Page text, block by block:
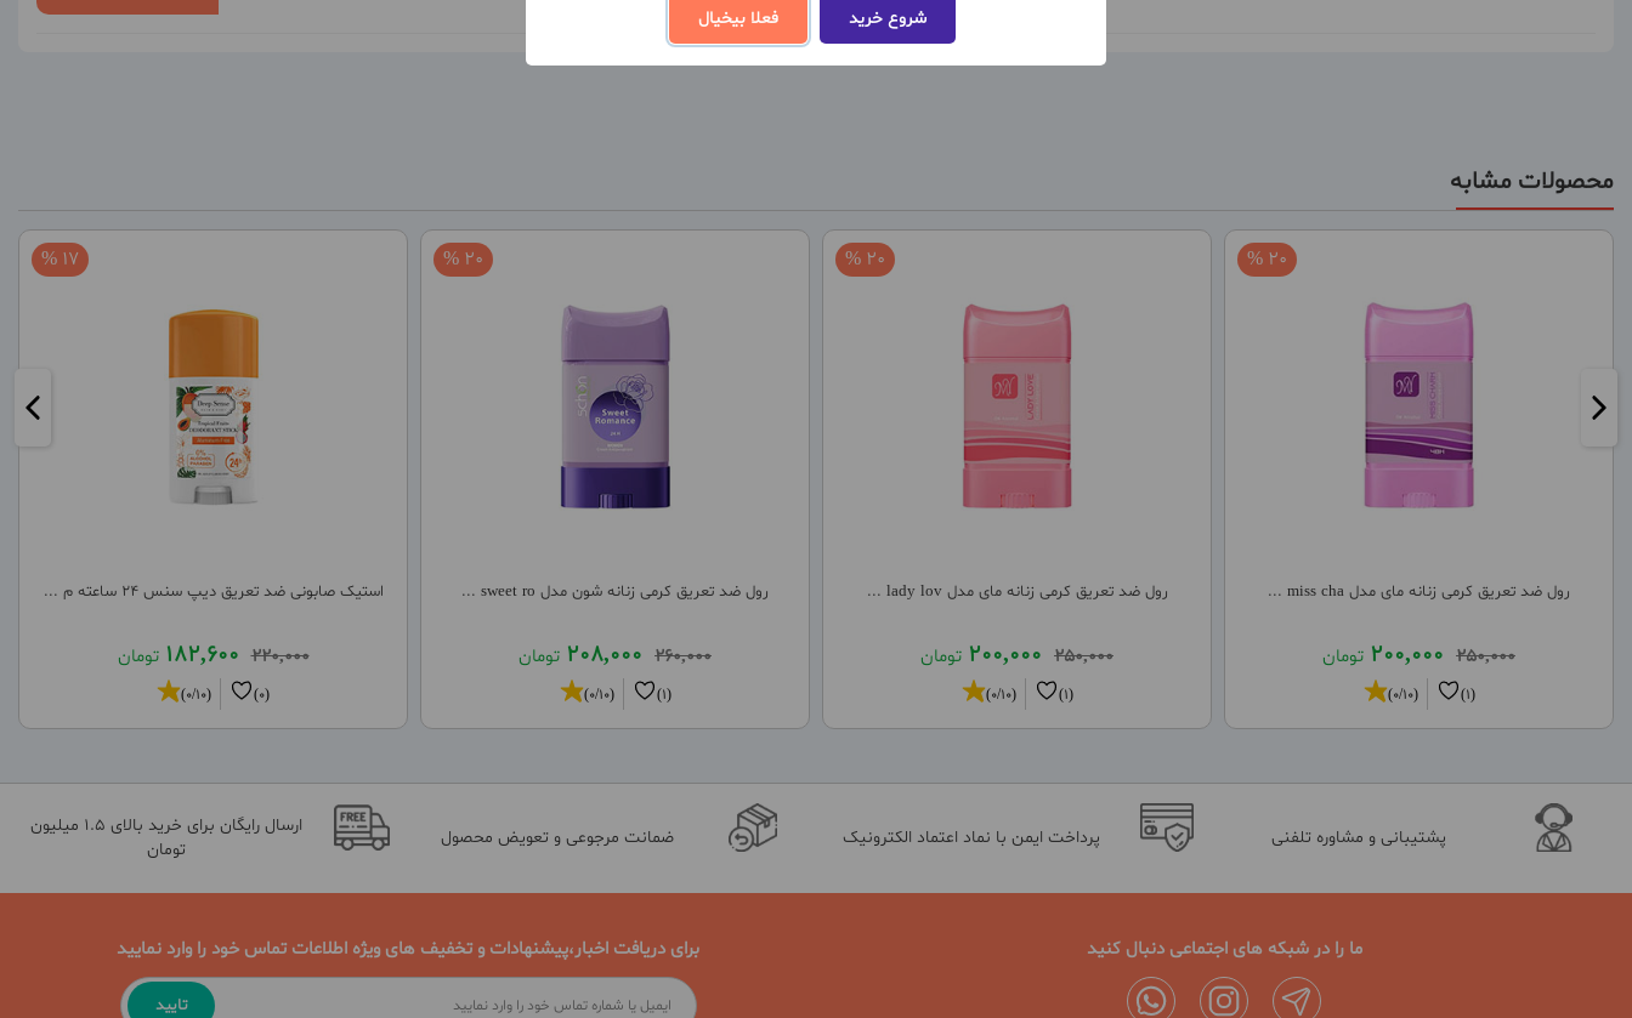
محصولات مشابه
استیک صابونی ضد تعریق دیپ سنس 24 ساعته م ...
220,000
182,600 تومان
17 %
(0)
(0/10)
رول ضد تعریق کرمی زنانه شون مدل sweet ro ...
260,000
208,000 تومان
20 %
(1)
(0/10)
رول ضد تعریق کرمی زنانه مای مدل lady lov ...
250,000
200,000 تومان
20 %
(1)
(0/10)
رول ضد تعریق کرمی زنانه مای مدل miss cha ...
250,000
200,000 تومان
20 %
(1)
(0/10)
پشتیبانی و مشاوره تلفنی پرداخت ایمن با نماد اعتماد الکترونیک ضمانت مرجوعی و تعویض محصول
ارسال رایگان برای خرید بالای 1.5 میلیون
تومان
ما را در شبکه های اجتماعی دنبال کنید برای دریافت اخبار،پیشنهادات و تخفیف های ویژه اطلاعات تماس خود را وارد نمایید
تایید
شروع خرید فعلا بیخیال